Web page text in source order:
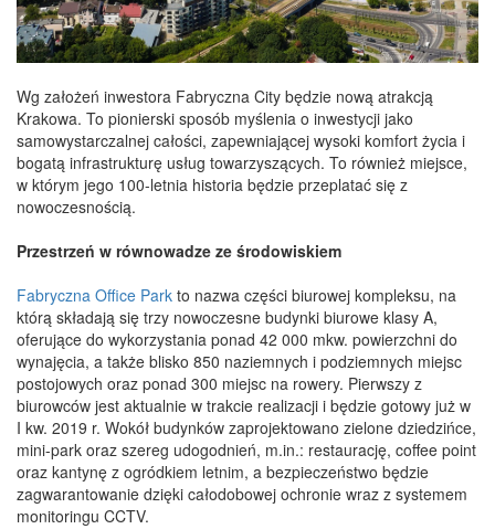
Wg założeń inwestora Fabryczna City będzie nową atrakcją
Krakowa. To pionierski sposób myślenia o inwestycji jako
samowystarczalnej całości, zapewniającej wysoki komfort życia i
bogatą infrastrukturę usług towarzyszących. To również miejsce,
w którym jego 100-letnia historia będzie przeplatać się z
nowoczesnością.
Przestrzeń w równowadze ze środowiskiem
Fabryczna Office Park to nazwa części biurowej kompleksu, na
którą składają się trzy nowoczesne budynki biurowe klasy A,
oferujące do wykorzystania ponad 42 000 mkw. powierzchni do
wynajęcia, a także blisko 850 naziemnych i podziemnych miejsc
postojowych oraz ponad 300 miejsc na rowery. Pierwszy z
biurowców jest aktualnie w trakcie realizacji i będzie gotowy już w
I kw. 2019 r. Wokół budynków zaprojektowano zielone dziedzińce,
mini-park oraz szereg udogodnień, m.in.: restaurację, coffee point
oraz kantynę z ogródkiem letnim, a bezpieczeństwo będzie
zagwarantowanie dzięki całodobowej ochronie wraz z systemem
monitoringu CCTV.